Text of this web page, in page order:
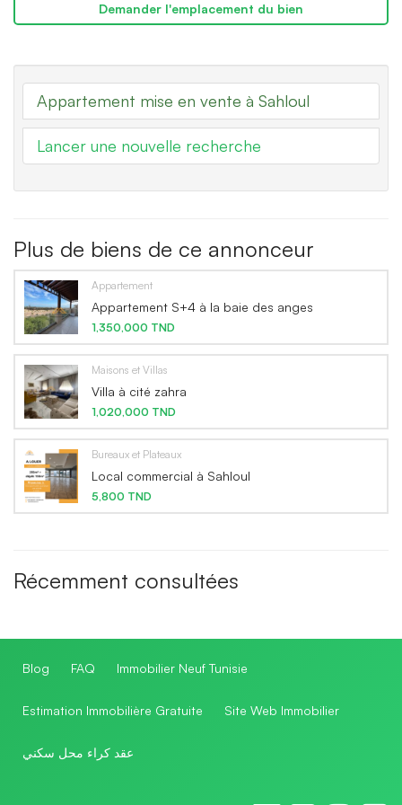
Demander l'emplacement du bien
Appartement mise en vente à Sahloul
Lancer une nouvelle recherche
Plus de biens de ce annonceur
Appartement
Appartement S+4 à la baie des anges
1,350,000 TND
Maisons et Villas
Villa à cité zahra
1,020,000 TND
Bureaux et Plateaux
Local commercial à Sahloul
5,800 TND
Récemment consultées
Blog FAQ Immobilier Neuf Tunisie
Estimation Immobilière Gratuite Site Web Immobilier
عقد كراء محل سكني